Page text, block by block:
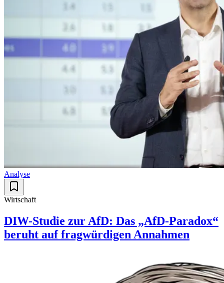
Analyse
Wirtschaft
DIW-Studie zur AfD: Das „AfD-Paradox“
beruht auf fragwürdigen Annahmen